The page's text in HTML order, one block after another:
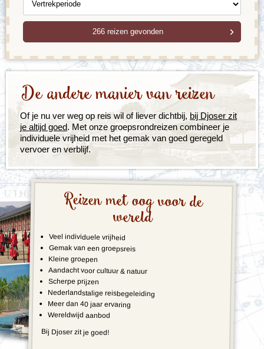
Reizen met oog voor de
wereld
Veel individuele vrijheid
Gemak van een groepsreis
Kleine groepen
Aandacht voor cultuur & natuur
Scherpe prijzen
Nederlandstalige reisbegeleiding
Meer dan 40 jaar ervaring
Wereldwijd aanbod
Bij Djoser zit je goed!
De andere manier van reizen
Of je nu ver weg op reis wil of liever dichtbij, bij Djoser zit
je altijd goed. Met onze groepsrondreizen combineer je
individuele vrijheid met het gemak van goed geregeld
vervoer en verblijf.